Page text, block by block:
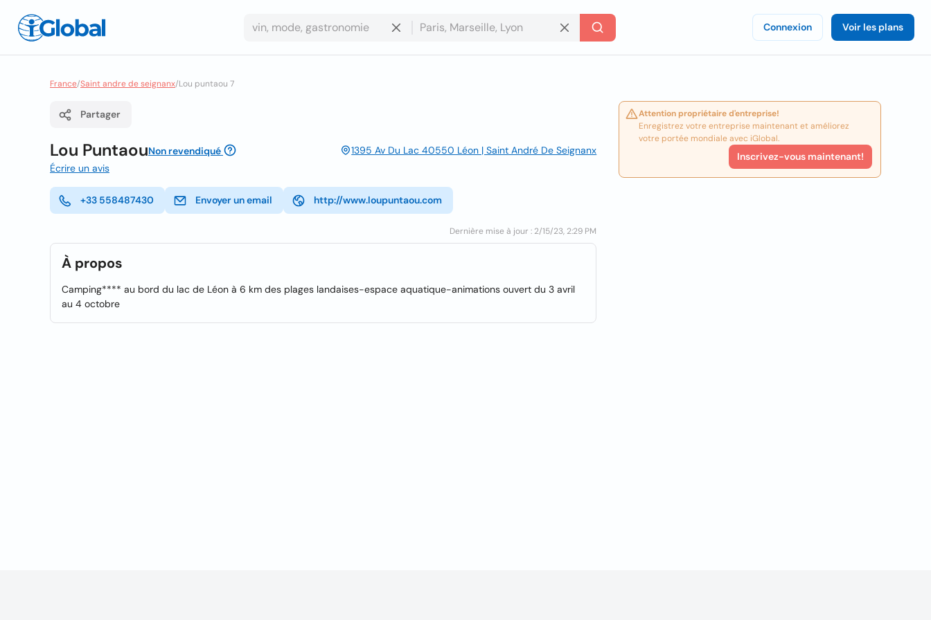
Connexion Voir les plans
France/Saint andre de seignanx/Lou puntaou 7
Partager
Lou PuntaouNon revendiqué
1395 Av Du Lac 40550 Léon | Saint André De Seignanx
Écrire un avis
+33 558487430 Envoyer un email http://www.loupuntaou.com
Dernière mise à jour : 2/15/23, 2:29 PM
À propos
Camping**** au bord du lac de Léon à 6 km des plages landaises-espace aquatique-animations ouvert du 3 avril
au 4 octobre
Attention propriétaire d'entreprise!
Enregistrez votre entreprise maintenant et améliorez
votre portée mondiale avec iGlobal.
Inscrivez-vous maintenant!